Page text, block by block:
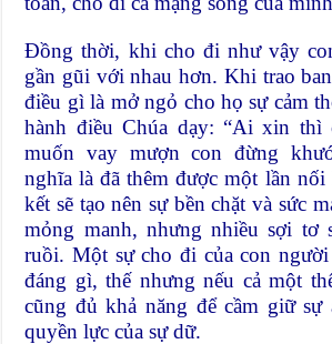
Đồng thời, khi cho đi như vậy
gần gũi với nhau hơn. Khi trao
điều gì là mở ngỏ cho họ sự cảm
hành điều Chúa dạy: “Ai xin thì
muốn vay mượn con đừng
nghĩa là đã thêm được một lần
kết sẽ tạo nên sự bền chặt và sức
mỏng manh, nhưng nhiều sợi tơ
ruồi. Một sự cho đi của con
đáng gì, thế nhưng nếu cả một
cũng đủ khả năng để cầm giữ sự
quyền lực của sự dữ.